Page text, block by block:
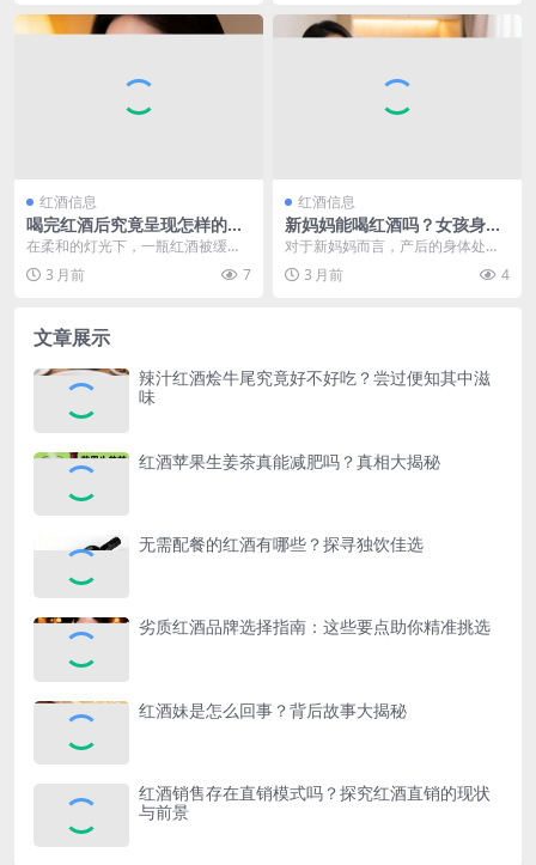
红酒信息
喝完红酒后究竟呈现怎样的模
样？带你一探究竟
在柔和的灯光下，一瓶红酒被缓缓
开启，那醇厚的香气瞬间弥漫开
来。当第一口红酒滑过舌...
3 月前 7
红酒信息
新妈妈能喝红酒吗？女孩身份
背后的产后饮酒疑问探讨
对于新妈妈而言，产后的身体处于
一个特殊的恢复阶段，在饮食等方
面有诸多需要注意的地...
3 月前 4
文章展示
辣汁红酒烩牛尾究竟好不好吃？尝过便知其中滋
味
红酒苹果生姜茶真能减肥吗？真相大揭秘
无需配餐的红酒有哪些？探寻独饮佳选
劣质红酒品牌选择指南：这些要点助你精准挑选
红酒妹是怎么回事？背后故事大揭秘
红酒销售存在直销模式吗？探究红酒直销的现状
与前景